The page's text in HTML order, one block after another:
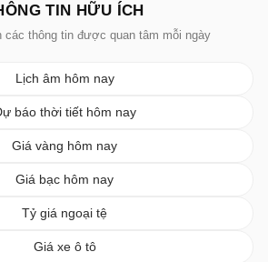
TIN HỮU ÍCH
các thông tin được quan tâm mỗi ngày
Lịch âm hôm nay
báo thời tiết hôm nay
Giá vàng hôm nay
Giá bạc hôm nay
Tỷ giá ngoại tệ
Giá xe ô tô